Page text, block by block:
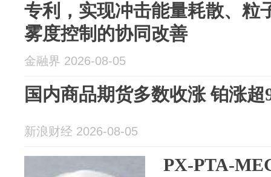
专利，实现冲击能量耗散、粒
雾度控制的协同改善
金融界 2026-08-05
国内商品期货多数收涨 铂涨超
新浪财经 2026-08-05
PX-PTA-